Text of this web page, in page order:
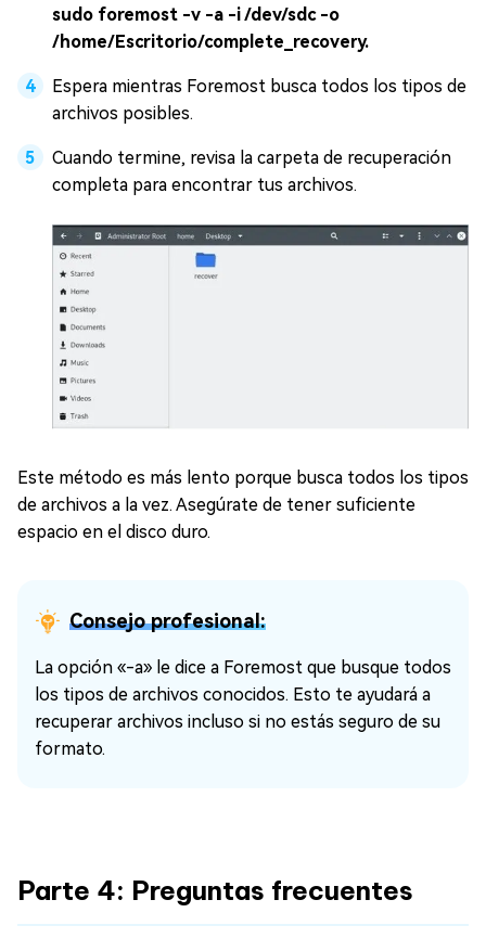
sudo foremost -v -a -i /dev/sdc -o
/home/Escritorio/complete_recovery.
Espera mientras Foremost busca todos los tipos de
archivos posibles.
Cuando termine, revisa la carpeta de recuperación
completa para encontrar tus archivos.
Este método es más lento porque busca todos los tipos
de archivos a la vez. Asegúrate de tener suficiente
espacio en el disco duro.
Consejo profesional:
La opción «-a» le dice a Foremost que busque todos
los tipos de archivos conocidos. Esto te ayudará a
recuperar archivos incluso si no estás seguro de su
formato.
Parte 4: Preguntas frecuentes